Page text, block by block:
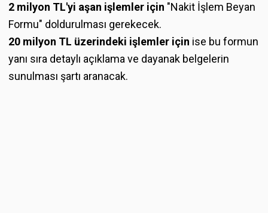
2 milyon TL'yi aşan işlemler için "Nakit İşlem Beyan
Formu" doldurulması gerekecek.
20 milyon TL üzerindeki işlemler için ise bu formun
yanı sıra detaylı açıklama ve dayanak belgelerin
sunulması şartı aranacak.